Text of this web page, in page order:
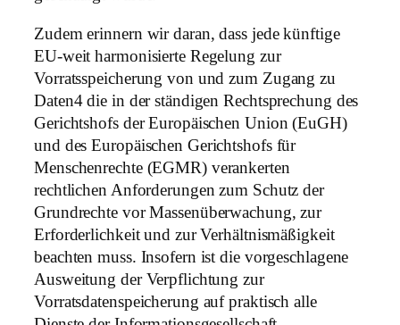
Zudem erinnern wir daran, dass jede künftige
EU-weit harmonisierte Regelung zur
Vorratsspeicherung von und zum Zugang zu
Daten4 die in der ständigen Rechtsprechung des
Gerichtshofs der Europäischen Union (EuGH)
und des Europäischen Gerichtshofs für
Menschenrechte (EGMR) verankerten
rechtlichen Anforderungen zum Schutz der
Grundrechte vor Massenüberwachung, zur
Erforderlichkeit und zur Verhältnismäßigkeit
beachten muss. Insofern ist die vorgeschlagene
Ausweitung der Verpflichtung zur
Vorratsdatenspeicherung auf praktisch alle